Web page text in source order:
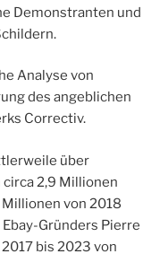
Demonstranten und
Analyse von
des angeblichen
Correctiv.
über
2,9 Millionen
von 2018
Gründers Pierre
bis 2023 von